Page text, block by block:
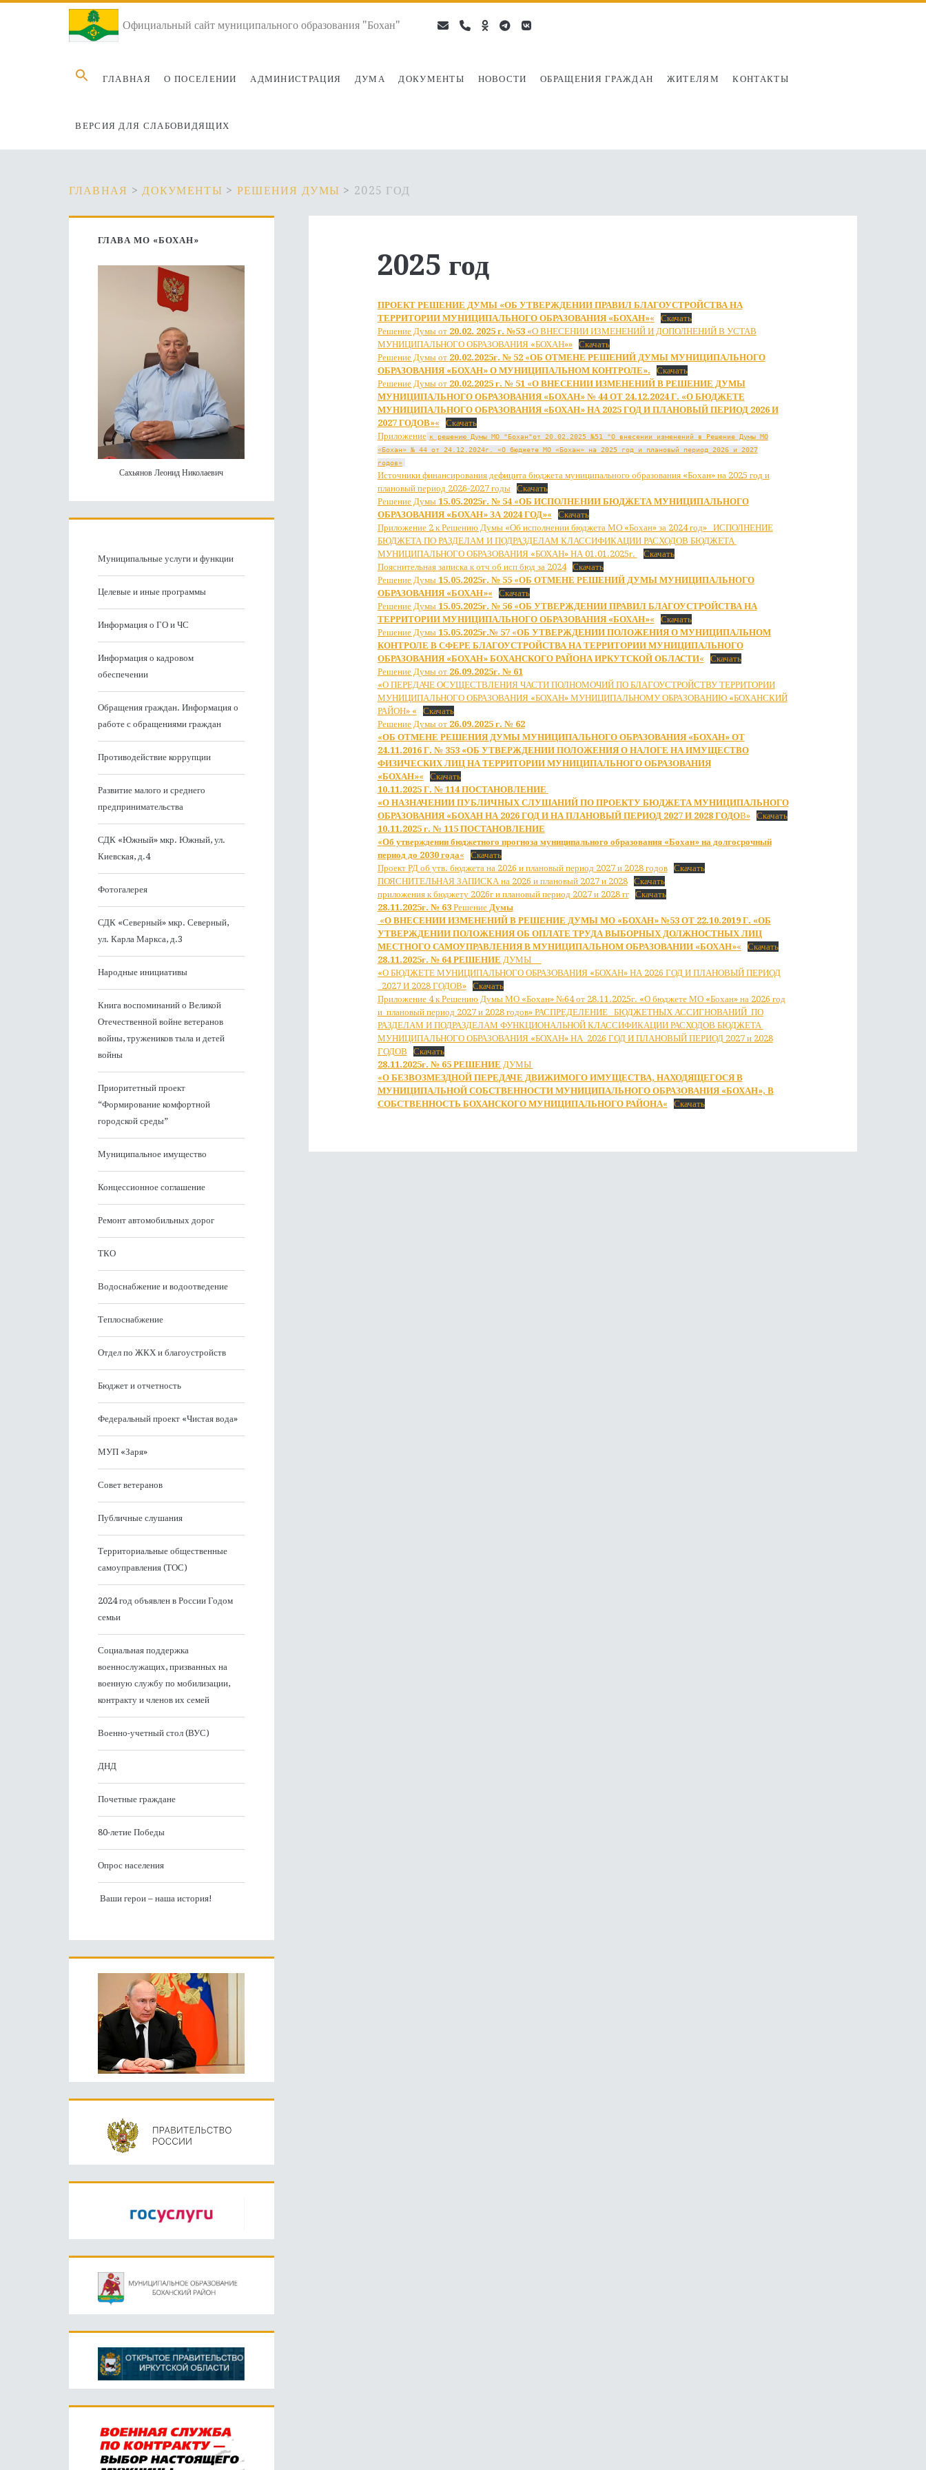
Официальный сайт муниципального образования "Бохан"
Search
for:
ГЛАВНАЯ О ПОСЕЛЕНИИ АДМИНИСТРАЦИЯ ДУМА ДОКУМЕНТЫ НОВОСТИ ОБРАЩЕНИЯ ГРАЖДАН ЖИТЕЛЯМ КОНТАКТЫ
ВЕРСИЯ ДЛЯ СЛАБОВИДЯЩИХ
emailphone
ok- telegram
vk
ГЛАВНАЯ >ДОКУМЕНТЫ > РЕШЕНИЯ ДУМЫ > 2025 ГОД
2025 год
ПРОЕКТ РЕШЕНИЕ ДУМЫ «ОБ УТВЕРЖДЕНИИ ПРАВИЛ БЛАГОУСТРОЙСТВА НА
ТЕРРИТОРИИ МУНИЦИПАЛЬНОГО ОБРАЗОВАНИЯ «БОХАН»«
Скачать
Решение Думы от 20.02. 2025 г. №53«О ВНЕСЕНИИ ИЗМЕНЕНИЙ И ДОПОЛНЕНИЙ В УСТАВ
МУНИЦИПАЛЬНОГО ОБРАЗОВАНИЯ «БОХАН»»
Скачать
Решение Думы от 20.02.2025г. № 52«ОБ ОТМЕНЕ РЕШЕНИЙ ДУМЫ МУНИЦИПАЛЬНОГО
ОБРАЗОВАНИЯ «БОХАН» О МУНИЦИПАЛЬНОМ КОНТРОЛЕ».
Скачать
Решение Думы от 20.02.2025 г. № 51«О ВНЕСЕНИИ ИЗМЕНЕНИЙ В РЕШЕНИЕ ДУМЫ
МУНИЦИПАЛЬНОГО ОБРАЗОВАНИЯ «БОХАН» № 44 ОТ 24.12.2024 Г. «О БЮДЖЕТЕ
МУНИЦИПАЛЬНОГО ОБРАЗОВАНИЯ «БОХАН» НА 2025 ГОД И ПЛАНОВЫЙ ПЕРИОД 2026 И
2027 ГОДОВ»«
Скачать
Приложение к решению Думы МО "Бохан"от 20.02.2025 №51 "О внесении изменений в Решение Думы МО
«Бохан» № 44 от 24.12.2024г. «О бюджете МО «Бохан» на 2025 год и плановый период 2026 и 2027
годов»
Источники финансирования дефицита бюджета муниципального образования «Бохан» на 2025 год и
плановый период 2026-2027 годы
Скачать
Решение Думы 15.05.2025г. № 54«ОБ ИСПОЛНЕНИИ БЮДЖЕТА МУНИЦИПАЛЬНОГО
ОБРАЗОВАНИЯ «БОХАН» ЗА 2024 ГОД»«
Скачать
Приложение 2 к Решению Думы «Об исполнении бюджета МО «Бохан» за 2024 год» ИСПОЛНЕНИЕ
БЮДЖЕТА ПО РАЗДЕЛАМ И ПОДРАЗДЕЛАМ КЛАССИФИКАЦИИ РАСХОДОВ БЮДЖЕТА
МУНИЦИПАЛЬНОГО ОБРАЗОВАНИЯ «БОХАН» НА 01.01.2025г.
Скачать
Пояснительная записка к отч об исп бюд за 2024
Скачать
Решение Думы 15.05.2025г. № 55«ОБ ОТМЕНЕ РЕШЕНИЙ ДУМЫ МУНИЦИПАЛЬНОГО
ОБРАЗОВАНИЯ «БОХАН»«
Скачать
Решение Думы 15.05.2025г. № 56«ОБ УТВЕРЖДЕНИИ ПРАВИЛ БЛАГОУСТРОЙСТВА НА
ТЕРРИТОРИИ МУНИЦИПАЛЬНОГО ОБРАЗОВАНИЯ «БОХАН»«
Скачать
Решение Думы 15.05.2025г.№ 57«ОБ УТВЕРЖДЕНИИ ПОЛОЖЕНИЯ О МУНИЦИПАЛЬНОМ
КОНТРОЛЕ В СФЕРЕ БЛАГОУСТРОЙСТВА НА ТЕРРИТОРИИ МУНИЦИПАЛЬНОГО
ОБРАЗОВАНИЯ «БОХАН» БОХАНСКОГО РАЙОНА ИРКУТСКОЙ ОБЛАСТИ«
Скачать
Решение Думы от 26.09.2025г. № 61
«О ПЕРЕДАЧЕ ОСУЩЕСТВЛЕНИЯ ЧАСТИ ПОЛНОМОЧИЙ ПО БЛАГОУСТРОЙСТВУ ТЕРРИТОРИИ
МУНИЦИПАЛЬНОГО ОБРАЗОВАНИЯ «БОХАН» МУНИЦИПАЛЬНОМУ ОБРАЗОВАНИЮ «БОХАНСКИЙ
РАЙОН» «
Скачать
Решение Думы от 26.09.2025 г. № 62
«ОБ ОТМЕНЕ РЕШЕНИЯ ДУМЫ МУНИЦИПАЛЬНОГО ОБРАЗОВАНИЯ «БОХАН» ОТ
24.11.2016 Г. № 353 «ОБ УТВЕРЖДЕНИИ ПОЛОЖЕНИЯ О НАЛОГЕ НА ИМУЩЕСТВО
ФИЗИЧЕСКИХ ЛИЦ НА ТЕРРИТОРИИ МУНИЦИПАЛЬНОГО ОБРАЗОВАНИЯ
«БОХАН»«
Скачать
10.11.2025 Г. № 114 ПОСТАНОВЛЕНИЕ
«О НАЗНАЧЕНИИ ПУБЛИЧНЫХ СЛУШАНИЙ ПО ПРОЕКТУ БЮДЖЕТА МУНИЦИПАЛЬНОГО
ОБРАЗОВАНИЯ «БОХАН НА 2026 ГОД И НА ПЛАНОВЫЙ ПЕРИОД 2027 И 2028 ГОДОВ»
Скачать
10.11.2025 г. № 115 ПОСТАНОВЛЕНИЕ
«Об утверждении бюджетного прогноза муниципального образования «Бохан» на долгосрочный
период до 2030 года«
Скачать
Проект РД об утв. бюджета на 2026 и плановый период 2027 и 2028 годов
Скачать
ПОЯСНИТЕЛЬНАЯ ЗАПИСКА на 2026 и плановый 2027 и 2028
Скачать
приложения к бюджету 2026г и плановый период 2027 и 2028 гг
Скачать
28.11.2025г. № 63Решение Думы
«О ВНЕСЕНИИ ИЗМЕНЕНИЙ В РЕШЕНИЕ ДУМЫ МО «БОХАН» №53 ОТ 22.10.2019 Г. «ОБ
УТВЕРЖДЕНИИ ПОЛОЖЕНИЯ ОБ ОПЛАТЕ ТРУДА ВЫБОРНЫХ ДОЛЖНОСТНЫХ ЛИЦ
МЕСТНОГО САМОУПРАВЛЕНИЯ В МУНИЦИПАЛЬНОМ ОБРАЗОВАНИИ «БОХАН»«
Скачать
28.11.2025г. № 64 РЕШЕНИЕ ДУМЫ
«О БЮДЖЕТЕ МУНИЦИПАЛЬНОГО ОБРАЗОВАНИЯ «БОХАН» НА 2026 ГОД И ПЛАНОВЫЙ ПЕРИОД
2027 И 2028 ГОДОВ»
Скачать
Приложение 4 к Решению Думы МО «Бохан» №64 от 28.11.2025г. «О бюджете МО «Бохан» на 2026 год
и плановый период 2027 и 2028 годов» РАСПРЕДЕЛЕНИЕ БЮДЖЕТНЫХ АССИГНОВАНИЙ ПО
РАЗДЕЛАМ И ПОДРАЗДЕЛАМ ФУНКЦИОНАЛЬНОЙ КЛАССИФИКАЦИИ РАСХОДОВ БЮДЖЕТА
МУНИЦИПАЛЬНОГО ОБРАЗОВАНИЯ «БОХАН» НА 2026 ГОД И ПЛАНОВЫЙ ПЕРИОД 2027 и 2028
ГОДОВ
Скачать
28.11.2025г. № 65 РЕШЕНИЕ ДУМЫ
«О БЕЗВОЗМЕЗДНОЙ ПЕРЕДАЧЕ ДВИЖИМОГО ИМУЩЕСТВА, НАХОДЯЩЕГОСЯ В
МУНИЦИПАЛЬНОЙ СОБСТВЕННОСТИ МУНИЦИПАЛЬНОГО ОБРАЗОВАНИЯ «БОХАН», В
СОБСТВЕННОСТЬ БОХАНСКОГО МУНИЦИПАЛЬНОГО РАЙОНА« Скачать
Основная
боковая
ГЛАВА МО «БОХАН»
Сахьянов Леонид Николаевич
Муниципальные услуги и функции
Целевые и иные программы
Информация о ГО и ЧС
Информация о кадровом
обеспечении
Обращения граждан. Информация о
работе с обращениями граждан
Противодействие коррупции
Развитие малого и среднего
предпринимательства
СДК «Южный» мкр. Южный, ул.
Киевская, д.4
Фотогалерея
СДК «Северный» мкр. Северный,
ул. Карла Маркса, д.3
Народные инициативы
Книга воспоминаний о Великой
Отечественной войне ветеранов
войны, тружеников тыла и детей
войны
Приоритетный проект
“Формирование комфортной
городской среды”
Муниципальное имущество
Концессионное соглашение
Ремонт автомобильных дорог
ТКО
Водоснабжение и водоотведение
Теплоснабжение
Отдел по ЖКХ и благоустройств
Бюджет и отчетность
Федеральный проект «Чистая вода»
МУП «Заря»
Совет ветеранов
Публичные слушания
Территориальные общественные
самоуправления (ТОС)
2024 год объявлен в России Годом
семьи
Социальная поддержка
военнослужащих, призванных на
военную службу по мобилизации,
контракту и членов их семей
Военно-учетный стол (ВУС)
ДНД
Почетные граждане
80-летие Победы
Опрос населения
Ваши герои – наша история!